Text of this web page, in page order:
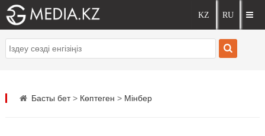
Басты бет> Көптеген > Мінбер